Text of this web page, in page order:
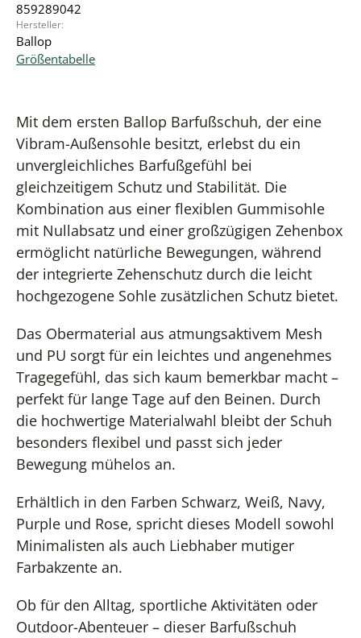
859289042
Hersteller:
Ballop
Größentabelle
Mit dem ersten Ballop Barfußschuh, der eine
Vibram-Außensohle besitzt, erlebst du ein
unvergleichliches Barfußgefühl bei
gleichzeitigem Schutz und Stabilität. Die
Kombination aus einer flexiblen Gummisohle
mit Nullabsatz und einer großzügigen Zehenbox
ermöglicht natürliche Bewegungen, während
der integrierte Zehenschutz durch die leicht
hochgezogene Sohle zusätzlichen Schutz bietet.
Das Obermaterial aus atmungsaktivem Mesh
und PU sorgt für ein leichtes und angenehmes
Tragegefühl, das sich kaum bemerkbar macht –
perfekt für lange Tage auf den Beinen. Durch
die hochwertige Materialwahl bleibt der Schuh
besonders flexibel und passt sich jeder
Bewegung mühelos an.
Erhältlich in den Farben Schwarz, Weiß, Navy,
Purple und Rose, spricht dieses Modell sowohl
Minimalisten als auch Liebhaber mutiger
Farbakzente an.
Ob für den Alltag, sportliche Aktivitäten oder
Outdoor-Abenteuer – dieser Barfußschuh